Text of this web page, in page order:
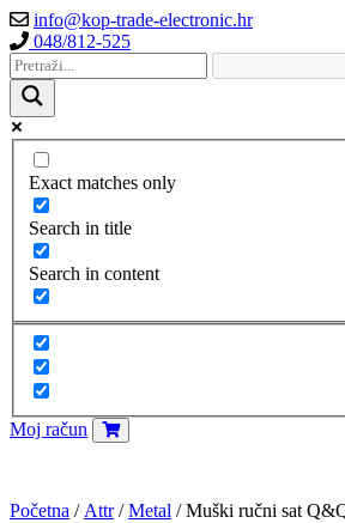
info@kop-trade-electronic.hr
048/812-525
Exact matches only
Search in title
Search in content
Moj račun
Početna / Attr/Metal / Muški ručni sat